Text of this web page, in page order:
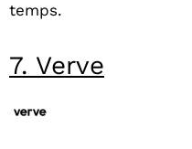
temps.
7. Verve